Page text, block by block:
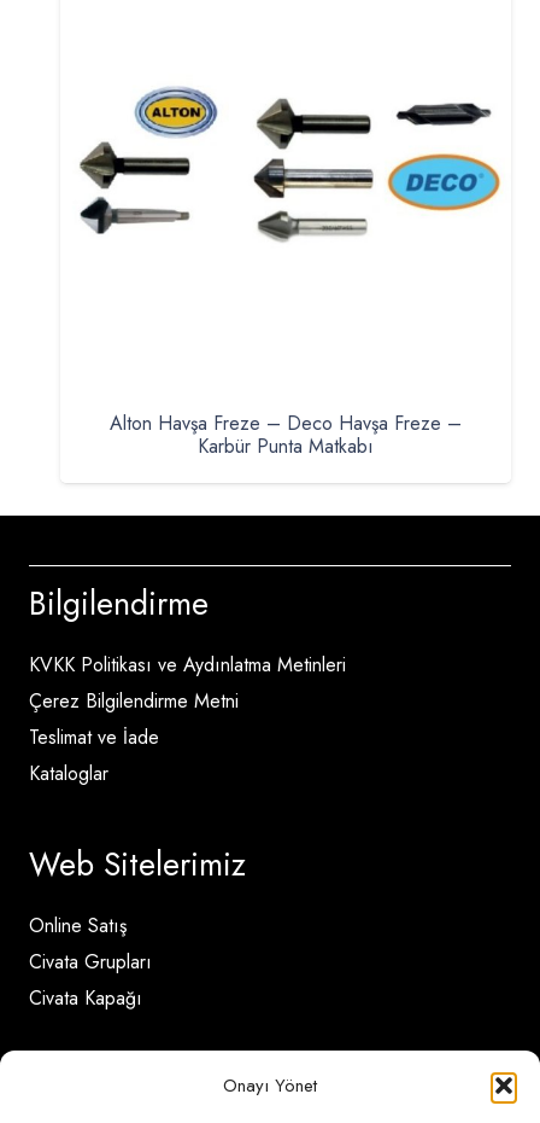
Onayı Yönet
Alton Havşa Freze – Deco Havşa Freze –
Karbür Punta Matkabı
Bilgilendirme
KVKK Politikası ve Aydınlatma Metinleri
Çerez Bilgilendirme Metni
Teslimat ve İade
Kataloglar
Web Sitelerimiz
Online Satış
Civata Grupları
Civata Kapağı
İletişim Detayları